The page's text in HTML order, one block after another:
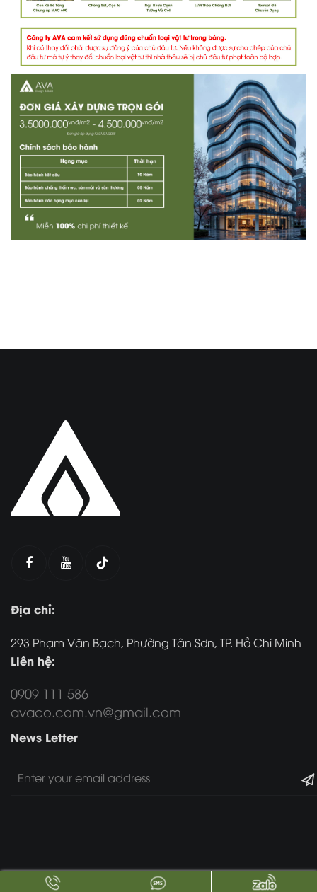
Địa chỉ:
293 Phạm Văn Bạch, Phường Tân Sơn, TP. Hồ Chí Minh
Liên hệ:
0909 111 586
avaco.com.vn@gmail.com
News Letter
Copyright 2017 - 2026. All Rights Reserved.